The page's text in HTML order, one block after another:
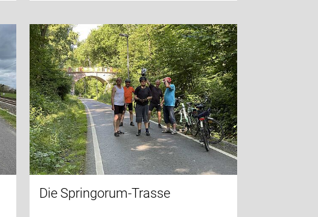
Die Springorum-Trasse